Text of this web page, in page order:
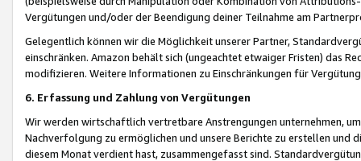
Vergütungen und/oder der Beendigung deiner Teilnahme am
Gelegentlich können wir die Möglichkeit unserer Partner,
einschränken. Amazon behält sich (ungeachtet etwaiger Fristen) das
modifizieren. Weitere Informationen zu Einschränkungen für
6. Erfassung und Zahlung von Vergütungen
Wir werden wirtschaftlich vertretbare Anstrengungen unternehmen,
Nachverfolgung zu ermöglichen und unsere Berichte zu erstellen und
diesem Monat verdient hast, zusammengefasst sind.